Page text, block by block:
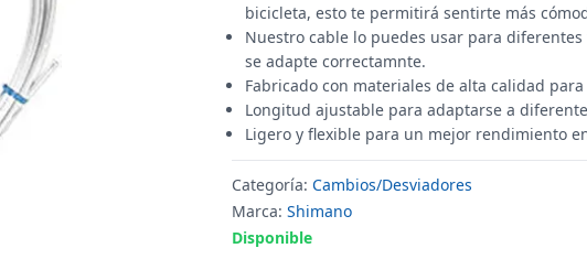
bicicleta, esto te permitirá sentirte más
Nuestro cable lo puedes usar para
se adapte correctamnte.
Fabricado con materiales de alta calidad
Longitud ajustable para adaptarse a
Ligero y flexible para un mejor rendimiento
Categoría: Cambios/Desviadores
Marca: Shimano
Disponible